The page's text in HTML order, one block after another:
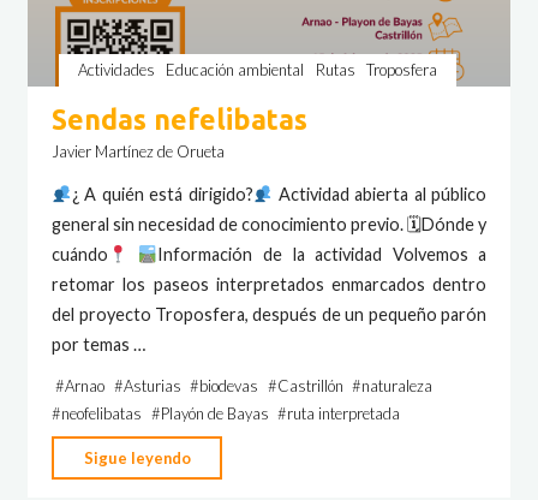
Actividades Educación ambiental Rutas Troposfera
Sendas nefelibatas
Javier Martínez de Orueta
​¿ A quién está dirigido?
​ Actividad abierta al público
general sin necesidad de conocimiento previo. 🗓Dónde y
cuándo
Información de la actividad Volvemos a
retomar los paseos interpretados enmarcados dentro
del proyecto Troposfera, después de un pequeño parón
por temas …
#Arnao #Asturias #biodevas #Castrillón #naturaleza
#neofelibatas #Playón de Bayas #ruta interpretada
Sigue leyendo
nefelibatas"